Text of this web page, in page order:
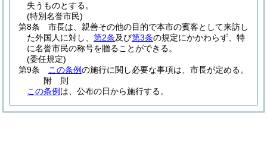
失うものとする。
(特別名誉市民)
第8条
市長は、親善その他の目的で本市の賓客として来訪し
た外国人に対し、 第2条及び第3条の規定にかかわらず、特
に名誉市民の称号を贈ることができる。
(委任規定)
第9条
この条例の施行に関し必要な事項は、市長が定める。
附 則
この条例 は、公布の日から施行する。